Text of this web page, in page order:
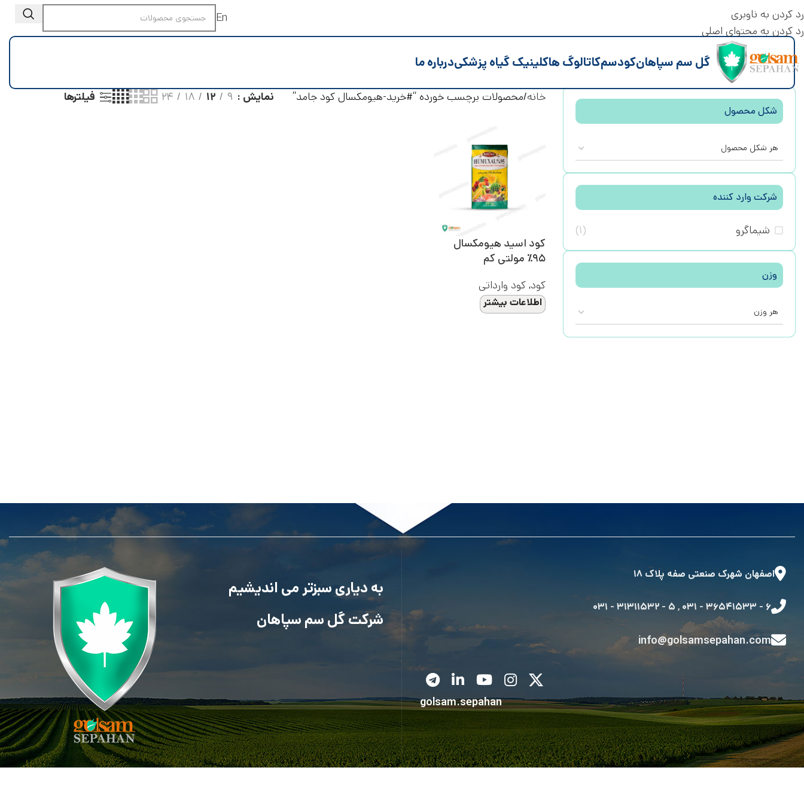
رد کردن به ناوبری
رد کردن به محتوای اصلی
En
گل سم سپاهانکودسمکاتالوگ هاکلینیک گیاه پزشکیدرباره ما
شکل محصول
هر شکل محصول
شرکت وارد کننده
شیماگرو (۱)
وزن
هر وزن
خانه محصولات برچسب خورده “#خرید-هیومکسال کود جامد” نمایش ۹ ۱۲ ۱۸ ۲۴ فیلترها
کود اسید هیومکسال
۹۵٪ مولتی کم
کود,کود وارداتی
اطلاعات بیشتر
به دیاری سبزتر می اندیشیم
شرکت گل سم سپاهان
اصفهان شهرک صنعتی صفه پلاک ۱۸
۶ - ۳۶۵۴۱۵۳۳ - ۰۳۱ , ۵ - ۳۱۳۱۱۵۳۲ - ۰۳۱
info@golsamsepahan.com
golsam.sepahan